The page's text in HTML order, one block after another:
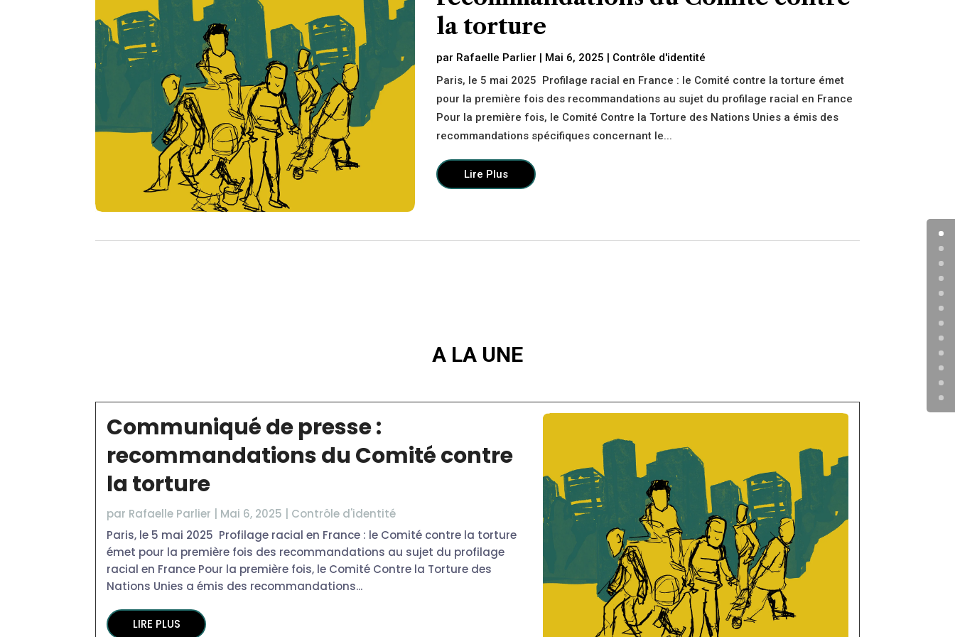
la torture
par Rafaelle Parlier | Mai 6, 2025 | Contrôle d'identité
Paris, le 5 mai 2025 Profilage racial en France : le Comité contre la torture émet
pour la première fois des recommandations au sujet du profilage racial en France
Pour la première fois, le Comité Contre la Torture des Nations Unies a émis des
recommandations spécifiques concernant le...
Lire Plus
A LA UNE
Communiqué de presse :
recommandations du Comité contre
la torture
par Rafaelle Parlier | Mai 6, 2025 | Contrôle d'identité
Paris, le 5 mai 2025 Profilage racial en France : le Comité contre la torture
émet pour la première fois des recommandations au sujet du profilage
racial en France Pour la première fois, le Comité Contre la Torture des
Nations Unies a émis des recommandations...
LIRE PLUS